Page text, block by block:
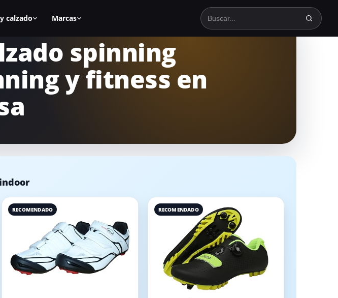
Buscar en TodoSpinning
calzado Marcas
BH Fitness
Cecotec
Salter
spinning
y fitness en
RECOMENDADO RECOMENDADO